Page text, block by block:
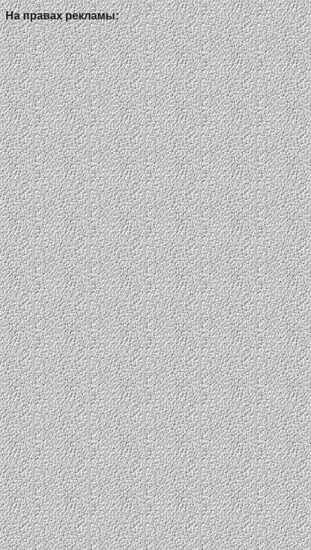
На правах рекламы: